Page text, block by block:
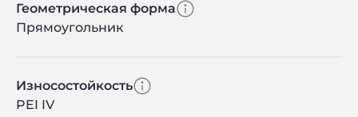
Геометрическая форма
Прямоугольник
Износостойкость
PEI IV